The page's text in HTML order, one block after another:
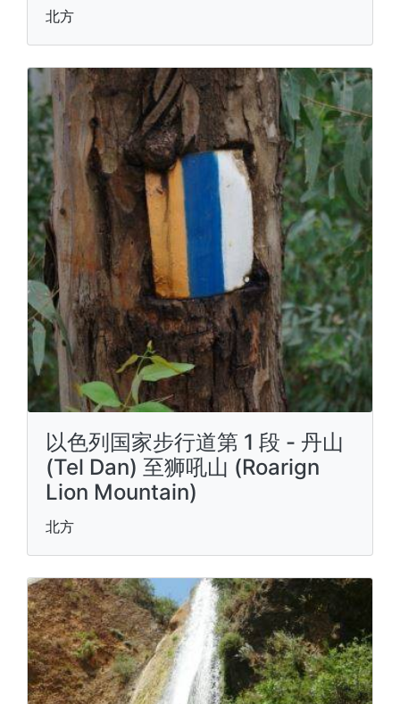
北方
以色列国家步行道第 1 段 - 丹山
(Tel Dan) 至狮吼山 (Roarign
Lion Mountain)
北方